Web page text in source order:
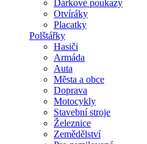
Dárkové poukazy
Otvíráky
Placatky
Polštářky
Hasiči
Armáda
Auta
Města a obce
Doprava
Motocykly
Stavební stroje
Železnice
Zemědělství